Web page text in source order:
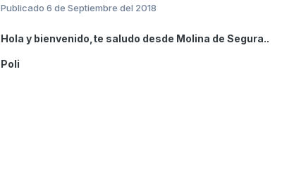
Publicado 6 de Septiembre del 2018
Hola y bienvenido,te saludo desde Molina de Segura..
Poli